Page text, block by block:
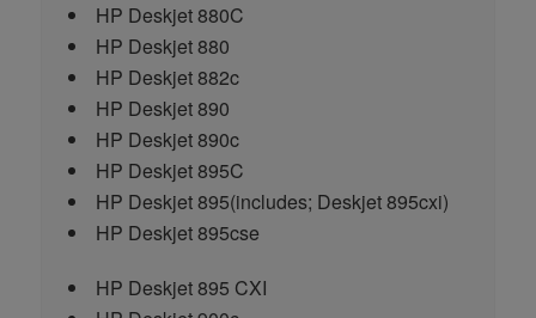
HP Deskjet 880C
HP Deskjet 880
HP Deskjet 882c
HP Deskjet 890
HP Deskjet 890c
HP Deskjet 895C
HP Deskjet 895(includes; Deskjet 895cxi)
HP Deskjet 895cse
HP Deskjet 895 CXI